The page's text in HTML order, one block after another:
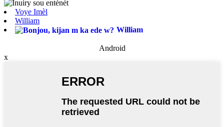
Voye Imèl
William
William
Android
x